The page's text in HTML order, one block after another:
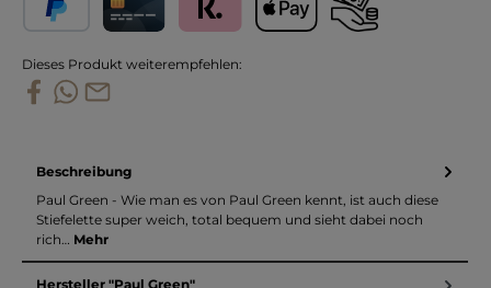
Dieses Produkt weiterempfehlen:
Beschreibung
Paul Green - Wie man es von Paul Green kennt, ist auch diese
Stiefelette super weich, total bequem und sieht dabei noch
rich… Mehr
Hersteller "Paul Green"